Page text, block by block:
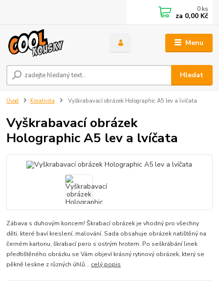
Menu
Hledat
0 ks
za 0,00 Kč
Úvod Kreativita Vyškrabavací obrázek Holographic A5 lev a lvíčata
Vyškrabavací obrázek
Holographic A5 lev a lvíčata
Zábava s duhovým koncem! Škrabací obrázek je vhodný pro všechny
děti, které baví kreslení, malování. Sada obsahuje obrázek natištěný na
černém kartonu, škrabací pero s ostrým hrotem. Po seškrábání linek
předtištěného obrázku se Vám objeví krásný rytinový obrázek, který se
pěkně leskne z různých úhlů... celý popis